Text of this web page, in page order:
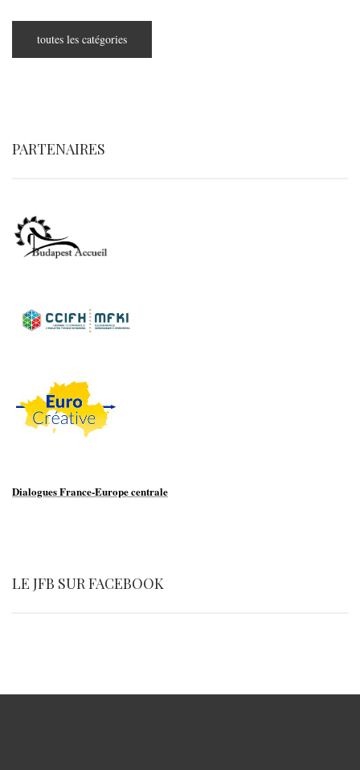
toutes les catégories
PARTENAIRES
Dialogues France-Europe centrale
LE JFB SUR FACEBOOK